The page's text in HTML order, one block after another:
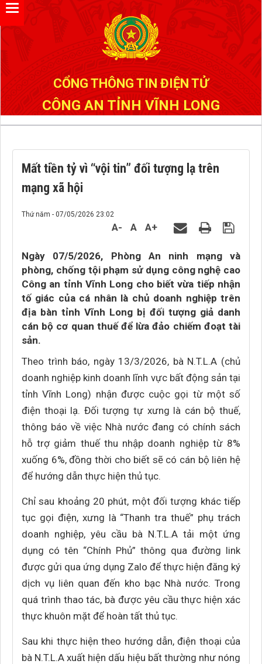
CỔNG THÔNG TIN ĐIỆN TỬ
CÔNG AN TỈNH VĨNH LONG
Mất tiền tỷ vì “vội tin” đối tượng lạ trên
mạng xã hội
Thứ năm - 07/05/2026 23:02
A- A A+
Ngày 07/5/2026, Phòng An ninh mạng và
phòng, chống tội phạm sử dụng công nghệ cao
Công an tỉnh Vĩnh Long cho biết vừa tiếp nhận
tố giác của cá nhân là chủ doanh nghiệp trên
địa bàn tỉnh Vĩnh Long bị đối tượng giả danh
cán bộ cơ quan thuế để lừa đảo chiếm đoạt tài
sản.
Theo trình báo, ngày 13/3/2026, bà N.T.L.A (chủ
doanh nghiệp kinh doanh lĩnh vực bất động sản tại
tỉnh Vĩnh Long) nhận được cuộc gọi từ một số
điện thoại lạ. Đối tượng tự xưng là cán bộ thuế,
thông báo về việc Nhà nước đang có chính sách
hỗ trợ giảm thuế thu nhập doanh nghiệp từ 8%
xuống 6%, đồng thời cho biết sẽ có cán bộ liên hệ
để hướng dẫn thực hiện thủ tục.
Chỉ sau khoảng 20 phút, một đối tượng khác tiếp
tục gọi điện, xưng là “Thanh tra thuế” phụ trách
doanh nghiệp, yêu cầu bà N.T.L.A tải một ứng
dụng có tên “Chính Phủ” thông qua đường link
được gửi qua ứng dụng Zalo để thực hiện đăng ký
dịch vụ liên quan đến kho bạc Nhà nước. Trong
quá trình thao tác, bà được yêu cầu thực hiện xác
thực khuôn mặt để hoàn tất thủ tục.
Sau khi thực hiện theo hướng dẫn, điện thoại của
bà N.T.L.A xuất hiện dấu hiệu bất thường như nóng